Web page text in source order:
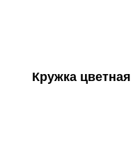
Кружка цветная